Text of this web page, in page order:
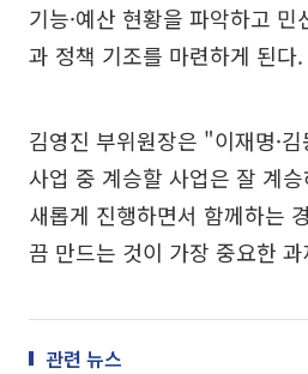
기능·예산 현황을 파악하고
과 정책 기조를 마련하게 된다.
김영진 부위원장은 "이재명·
사업 중 계승할 사업은 잘 계
새롭게 진행하면서 함께하는
끔 만드는 것이 가장 중요한
관련 뉴스